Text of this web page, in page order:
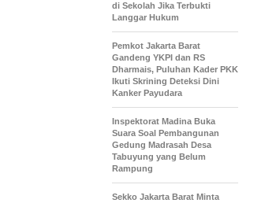
di Sekolah Jika Terbukti
Langgar Hukum
Pemkot Jakarta Barat
Gandeng YKPI dan RS
Dharmais, Puluhan Kader PKK
Ikuti Skrining Deteksi Dini
Kanker Payudara
Inspektorat Madina Buka
Suara Soal Pembangunan
Gedung Madrasah Desa
Tabuyung yang Belum
Rampung
Sekko Jakarta Barat Minta